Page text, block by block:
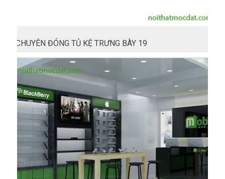
CHUYÊN ĐÓNG TỦ KỆ TRƯNG BÀY 19